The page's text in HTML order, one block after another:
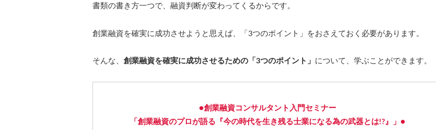
書類の書き方一つで、融資判断が変わってくるからです。
創業融資を確実に成功させようと思えば、「3つのポイント」をおさえておく必要があります。
そんな、 創業融資を確実に成功させるための「3つのポイント」 について、学ぶことができます。
●創業融資コンサルタント入門セミナー
「創業融資のプロが語る『今の時代を生き残る士業になる為の武器とは!?』」●